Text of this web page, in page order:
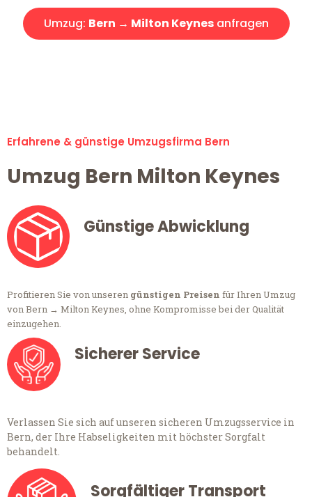
Umzug: Bern → Milton Keynesanfragen
Erfahrene & günstige Umzugsfirma Bern
Umzug Bern Milton Keynes
Günstige Abwicklung
Profitieren Sie von unseren günstigen Preisen für Ihren Umzug
von Bern → Milton Keynes, ohne Kompromisse bei der Qualität
einzugehen.
Sicherer Service
Verlassen Sie sich auf unseren sicheren Umzugsservice in
Bern, der Ihre Habseligkeiten mit höchster Sorgfalt
behandelt.
Sorgfältiger Transport